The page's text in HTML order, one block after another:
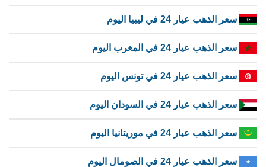
سعر الذهب عيار 24 في ليبيا اليوم
سعر الذهب عيار 24 في المغرب اليوم
سعر الذهب عيار 24 في تونس اليوم
سعر الذهب عيار 24 في السودان اليوم
سعر الذهب عيار 24 في موريتانيا اليوم
سعر الذهب عيار 24 في الصومال اليوم